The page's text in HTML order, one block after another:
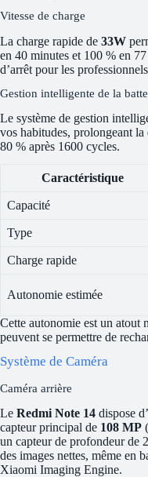
Vitesse de charge
La charge rapide de 33W
en 40 minutes et 100 % en
d’arrêt pour les
Gestion intelligente de la
Le système de gestion
vos habitudes, prolongeant
80 % après 1600 cycles.
Caractéristique
Capacité
Type
Charge rapide
Autonomie estimée
Cette autonomie est un atout
peuvent se permettre de
Système de Caméra
Caméra arrière
Le Redmi Note 14 dispose
capteur principal de 108 MP
un capteur de profondeur de
des images nettes, même en
Xiaomi Imaging Engine.